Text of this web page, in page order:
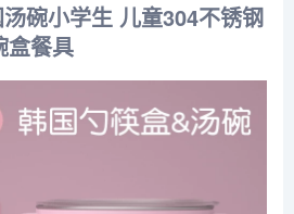
碗小学生 儿童304不锈钢
盒餐具